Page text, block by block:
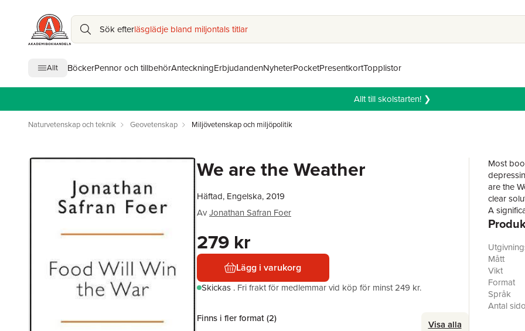
Sök efterläsglädje bland miljontals titlar
Allt BöckerPennor och tillbehörAnteckningErbjudandenNyheterPocketPresentkortTopplistor
Allt till skolstarten! ❯
Naturvetenskap och teknik Geovetenskap Miljövetenskap och miljöpolitik
We are the Weather
Häftad, Engelska, 2019
AvJonathan Safran Foer
279 kr
Lägg i varukorg
Skickas . Fri frakt för medlemmar vid köp för minst 249 kr.
Finns i fler format (2) Visa alla
Most
are the
clear
A
meat.
per day
and
bringing
Mått
Vikt
Format
Språk
Antal